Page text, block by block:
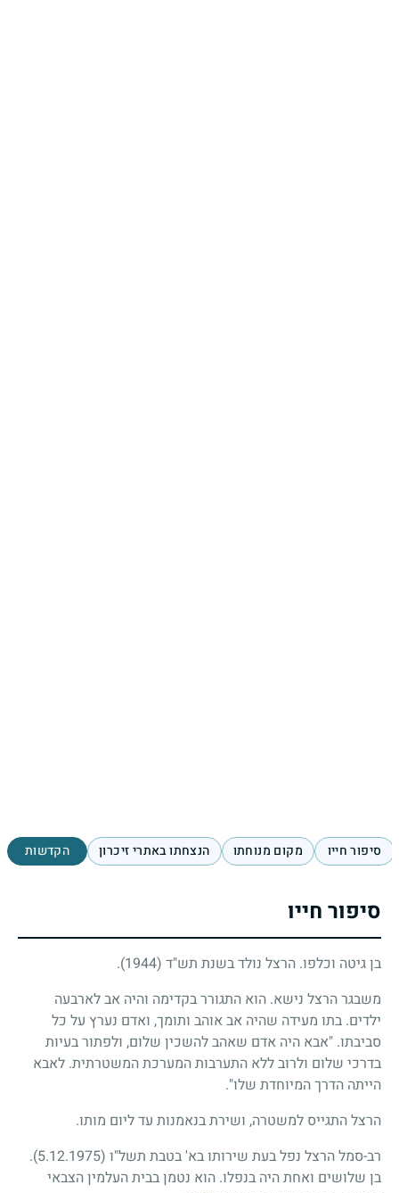
סיפור חייו מקום מנוחתו הנצחתו באתרי זיכרון הקדשות
סיפור חייו
בן גיטה וכלפו. הרצל נולד בשנת תש"ד (1944).
משבגר הרצל נישא. הוא התגורר בקדימה והיה אב לארבעה
ילדים. בתו מעידה שהיה אב אוהב ותומך, ואדם נערץ על כל
סביבתו. "אבא היה אדם שאהב להשכין שלום, ולפתור בעיות
בדרכי שלום ולרוב ללא התערבות המערכת המשטרתית. לאבא
הייתה הדרך המיוחדת שלו".
הרצל התגייס למשטרה, ושירת בנאמנות עד ליום מותו.
רב-סמל הרצל נפל בעת שירותו בא' בטבת תשל"ו (5.12.1975)
.
בן שלושים ואחת היה בנפלו. הוא נטמן בבית העלמין הצבאי